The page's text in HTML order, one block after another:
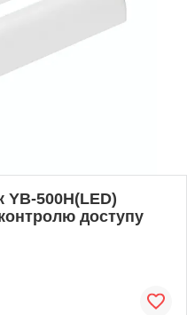
YB-500H(LED)
доступу